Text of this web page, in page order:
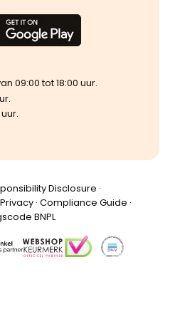
09:00 tot 18:00 uur.
Disclosure ·
Privacy· Compliance Guide ·
BNPL